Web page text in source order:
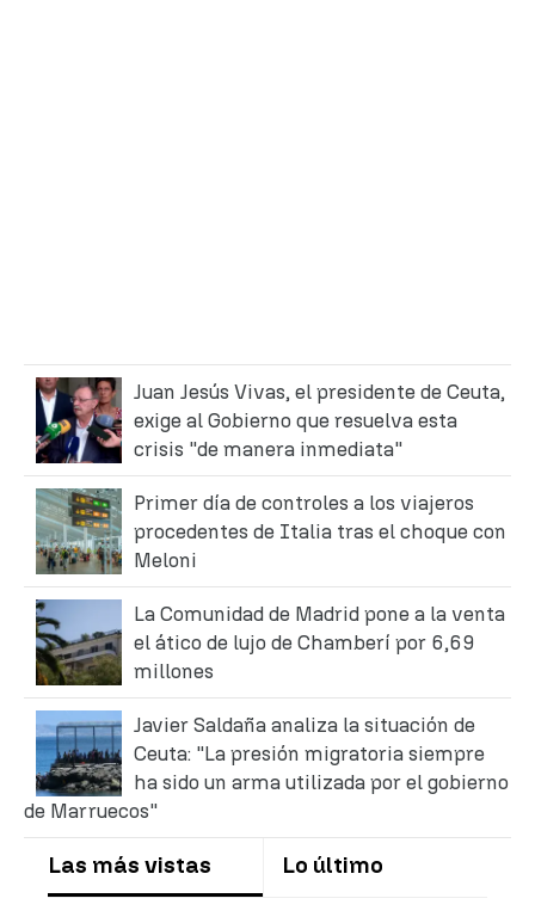
Juan Jesús Vivas, el presidente de Ceuta,
exige al Gobierno que resuelva esta
crisis "de manera inmediata"
Primer día de controles a los viajeros
procedentes de Italia tras el choque con
Meloni
La Comunidad de Madrid pone a la venta
el ático de lujo de Chamberí por 6,69
millones
Javier Saldaña analiza la situación de
Ceuta: "La presión migratoria siempre
ha sido un arma utilizada por el gobierno
de Marruecos"
Las más vistas Lo último